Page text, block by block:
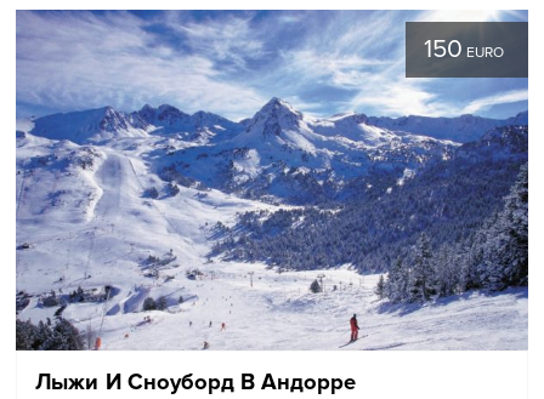
150 EURO
Лыжи И Сноуборд В Андорре